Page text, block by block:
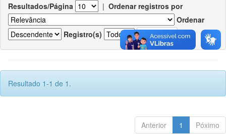
Resultados/Página | Ordenar registros por
Ordenar
Registro(s)
Resultado 1-1 de 1.
Anterior 1 Póximo